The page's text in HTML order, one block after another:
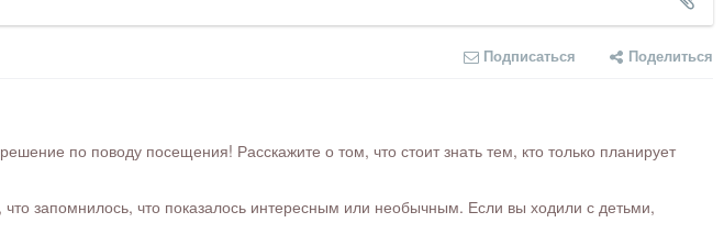
Подписаться Поделиться
по поводу посещения! Расскажите о том, что стоит знать тем, кто только планирует
запомнилось, что показалось интересным или необычным. Если вы ходили с детьми,